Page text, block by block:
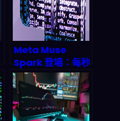
Meta Muse
Spark 登場：每秒
5 萬詞的多模態生
成，2026 內容自
動化到底怎麼重排
產業鏈？